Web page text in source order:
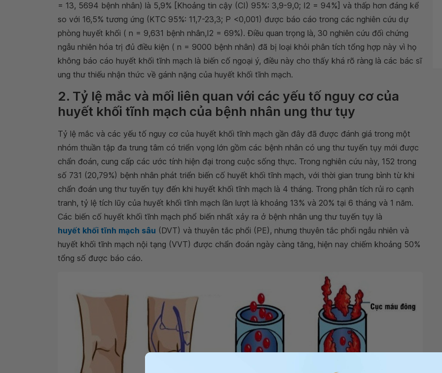
= 13, 5694 bệnh nhân) là 5,9% [Khoảng tin cậy (CI) 95%: 3,9-9,0; I2 = 94%] và thấp hơn đáng kể
so với 16,5% tương ứng (KTC 95%: 11,7-23,3; P <0,001) được báo cáo trong các nghiên cứu dự
phòng huyết khối ( n = 9,631 bệnh nhân,I2 = 69%). Điều quan trọng là, 30 nghiên cứu đối chứng
ngẫu nhiên hóa trị đủ điều kiện ( n = 9000 bệnh nhân) đã bị loại khỏi phân tích tổng hợp này vì họ
không báo cáo huyết khối tĩnh mạch là biến cố ngoại ý, điều này cho thấy khá rõ ràng là các bác sĩ
ung thư thiếu nhận thức về gánh nặng của huyết khối tĩnh mạch.
2. Tỷ lệ mắc và mối liên quan với các yếu tố nguy cơ của
huyết khối tĩnh mạch của bệnh nhân ung thư tụy
Tỷ lệ mắc và các yếu tố nguy cơ của huyết khối tĩnh mạch gần đây đã được đánh giá trong một
nhóm thuần tập đa trung tâm có triển vọng lớn gồm các bệnh nhân có ung thư tuyến tụy mới được
chẩn đoán, cung cấp các ước tính hiện đại trong cuộc sống thực. Trong nghiên cứu này, 152 trong
số 731 (20,79%) bệnh nhân phát triển biến cố huyết khối tĩnh mạch, với thời gian trung bình từ khi
chẩn đoán ung thư tuyến tụy đến khi huyết khối tĩnh mạch là 4 tháng. Trong phân tích rủi ro cạnh
tranh, tỷ lệ tích lũy của huyết khối tĩnh mạch lần lượt là khoảng 13% và 20% tại 6 tháng và 1 năm.
Các biến cố huyết khối tĩnh mạch phổ biến nhất xảy ra ở bệnh nhân ung thư tuyến tụy là
huyết khối tĩnh mạch sâu (DVT) và thuyên tắc phổi (PE), nhưng thuyên tắc phổi ngẫu nhiên và
huyết khối tĩnh mạch nội tạng (VVT) được chẩn đoán ngày càng tăng, hiện nay chiếm khoảng 50%
tổng số được báo cáo.